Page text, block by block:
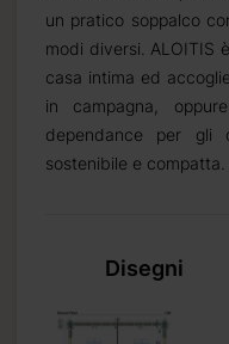
un pratico soppalco
modi diversi. ALOITIS
casa intima ed
in campagna,
dependance per gli
sostenibile e compatta.
Disegni